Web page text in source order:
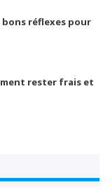
réflexes pour
rester frais et